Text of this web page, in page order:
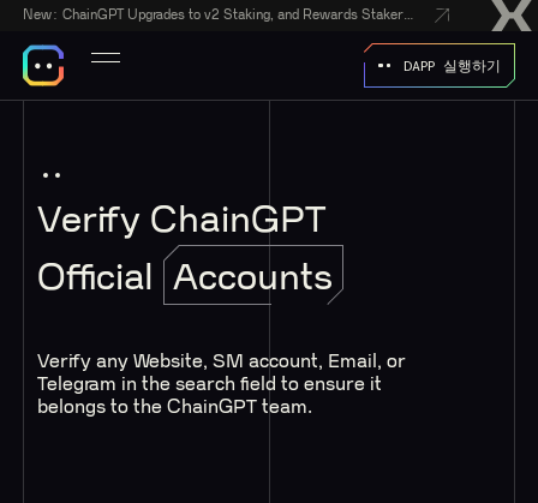
New:
DAPP 실행하기
Verify ChainGPT
Official
Accounts
Verify any Website, SM account, Email, or
Telegram in the search field to ensure it
belongs to the ChainGPT team.